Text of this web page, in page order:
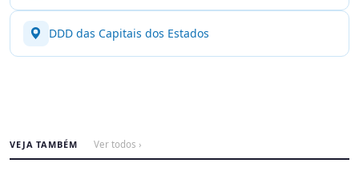
DDD das Capitais dos Estados
VEJA TAMBÉM Ver todos ›